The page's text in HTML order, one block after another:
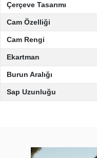
Çerçeve Tasarımı
Cam Özelliği
Cam Rengi
Ekartman
Burun Aralığı
Sap Uzunluğu